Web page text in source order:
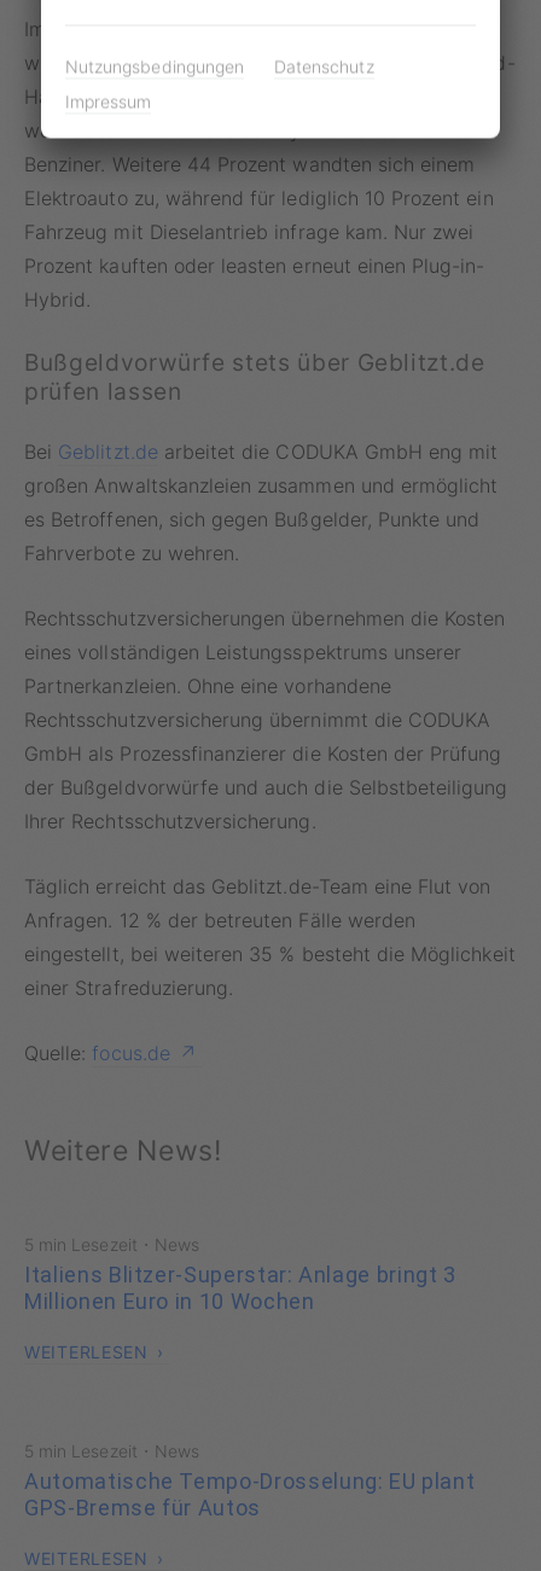
Im Rahmen der Umfrage wollte Dataforce zudem
wissen, für welche Autos sich die ehemaligen Hybrid-
Halter tatsächlich entschieden haben. Demnach
wechselten 44 Prozent der Hybrid-Fahrer zum
Benziner. Weitere 44 Prozent wandten sich einem
Elektroauto zu, während für lediglich 10 Prozent ein
Fahrzeug mit Dieselantrieb infrage kam. Nur zwei
Prozent kauften oder leasten erneut einen Plug-in-
Hybrid.
Bußgeldvorwürfe stets über Geblitzt.de
prüfen lassen
Bei Geblitzt.de arbeitet die CODUKA GmbH eng mit
großen Anwaltskanzleien zusammen und ermöglicht
es Betroffenen, sich gegen Bußgelder, Punkte und
Fahrverbote zu wehren.
Rechtsschutzversicherungen übernehmen die Kosten
eines vollständigen Leistungsspektrums unserer
Partnerkanzleien. Ohne eine vorhandene
Rechtsschutzversicherung übernimmt die CODUKA
GmbH als Prozessfinanzierer die Kosten der Prüfung
der Bußgeldvorwürfe und auch die Selbstbeteiligung
Ihrer Rechtsschutzversicherung.
Täglich erreicht das Geblitzt.de-Team eine Flut von
Anfragen. 12 % der betreuten Fälle werden
eingestellt, bei weiteren 35 % besteht die Möglichkeit
einer Strafreduzierung.
Quelle: focus.de
Weitere News!
5 min Lesezeit · News
Italiens Blitzer-Superstar: Anlage bringt 3
Millionen Euro in 10 Wochen
WEITERLESEN
5 min Lesezeit · News
Automatische Tempo-Drosselung: EU plant
GPS-Bremse für Autos
WEITERLESEN
Nutzungsbedingungen
Datenschutz
Impressum